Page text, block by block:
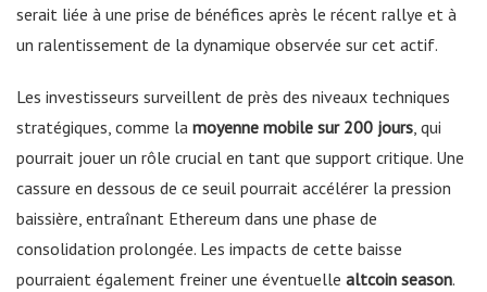
serait liée à une prise de bénéfices après le récent rallye et à
un ralentissement de la dynamique observée sur cet actif.
Les investisseurs surveillent de près des niveaux techniques
stratégiques, comme la moyenne mobile sur 200 jours, qui
pourrait jouer un rôle crucial en tant que support critique. Une
cassure en dessous de ce seuil pourrait accélérer la pression
baissière, entraînant Ethereum dans une phase de
consolidation prolongée. Les impacts de cette baisse
pourraient également freiner une éventuelle altcoin season.